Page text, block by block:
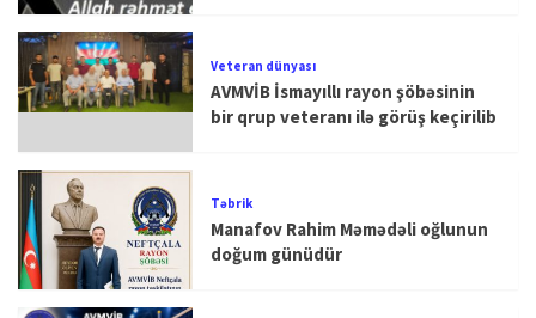
Veteran dünyası
AVMVİB İsmayıllı rayon şöbəsinin
bir qrup veteranı ilə görüş keçirilib
Təbrik
Manafov Rahim Məmədəli oğlunun
doğum günüdür